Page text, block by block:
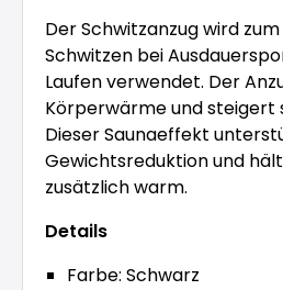
Der Schwitzanzug wird
Schwitzen bei
Laufen verwendet. Der
Körperwärme und steigert
Dieser Saunaeffekt
Gewichtsreduktion und
zusätzlich warm.
Details
Farbe: Schwarz